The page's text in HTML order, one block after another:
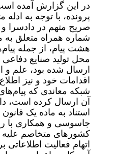
در این گزارش آمده
پرونده، با توجه به
صریح متهم در دادسرا
شماره همراه متعلق به
هشت پیام، از جمله
محل تولید صنایع
ارسال شده بود، علم و
اقدامات خود و نیز
شبکه معاندی که
آن ارسال کرده است،
استناد به ماده یک
جاسوسی و همکاری با
کشور‌های متخاصم علیه
اتهام فعالیت